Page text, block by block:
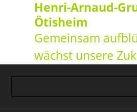
Henri-Arnaud-
Ötisheim
Gemeinsam
wächst unsere